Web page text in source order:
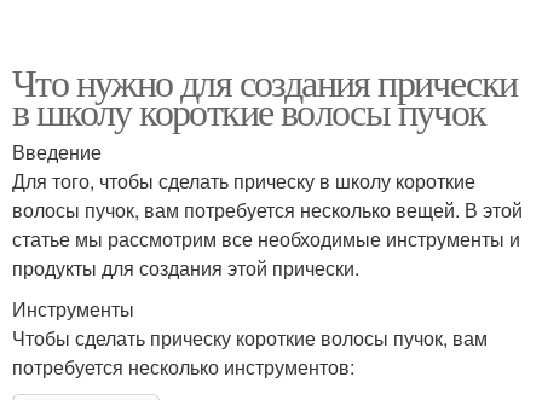
Что нужно для создания прически
в школу короткие волосы пучок
Введение
Для того, чтобы сделать прическу в школу короткие
волосы пучок, вам потребуется несколько вещей. В этой
статье мы рассмотрим все необходимые инструменты и
продукты для создания этой прически.
Инструменты
Чтобы сделать прическу короткие волосы пучок, вам
потребуется несколько инструментов: